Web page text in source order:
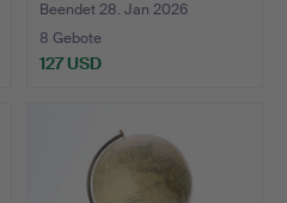
Beendet 28. Jan 2026
8 Gebote
127 USD